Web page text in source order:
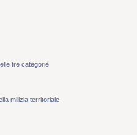
tre categorie
milizia territoriale